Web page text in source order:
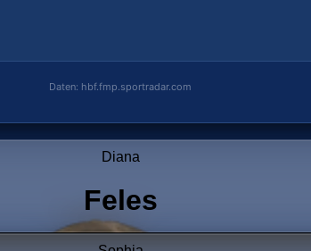
Daten: hbf.fmp.sportradar.com
Daten: hbf.fmp.sportradar.com
Diana
Feles